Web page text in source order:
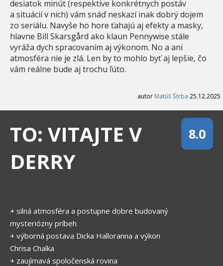
desiatok minút (respektíve konkrétnych postáv
a situácií v nich) vám snáď neskazí inak dobrý dojem
zo seriálu. Navyše ho hore ťahajú aj efekty a masky,
hlavne Bill Skarsgård ako klaun Pennywise stále
vyráža dych spracovaním aj výkonom. No a ani
atmosféra nie je zlá. Len by to mohlo byť aj lepšie, čo
vám reálne bude aj trochu ľúto.
autor Matúš Štrba 25.12.2025
8.0
TO: VITAJTE V
DERRY
+ silná atmosféra a postupne dobre budovaný
mysteriózny príbeh
+ výborná postava Dicka Halloranna a výkon
Chrisa Chalka
+ zaujímavá spoločenská rovina